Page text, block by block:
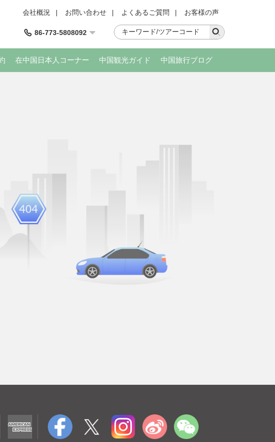
会社概況 | お問い合わせ | よくあるご質問 | お客様の声
86-773-5808092
在中国日本人コーナー 中国観光ガイド 中国旅行ブログ